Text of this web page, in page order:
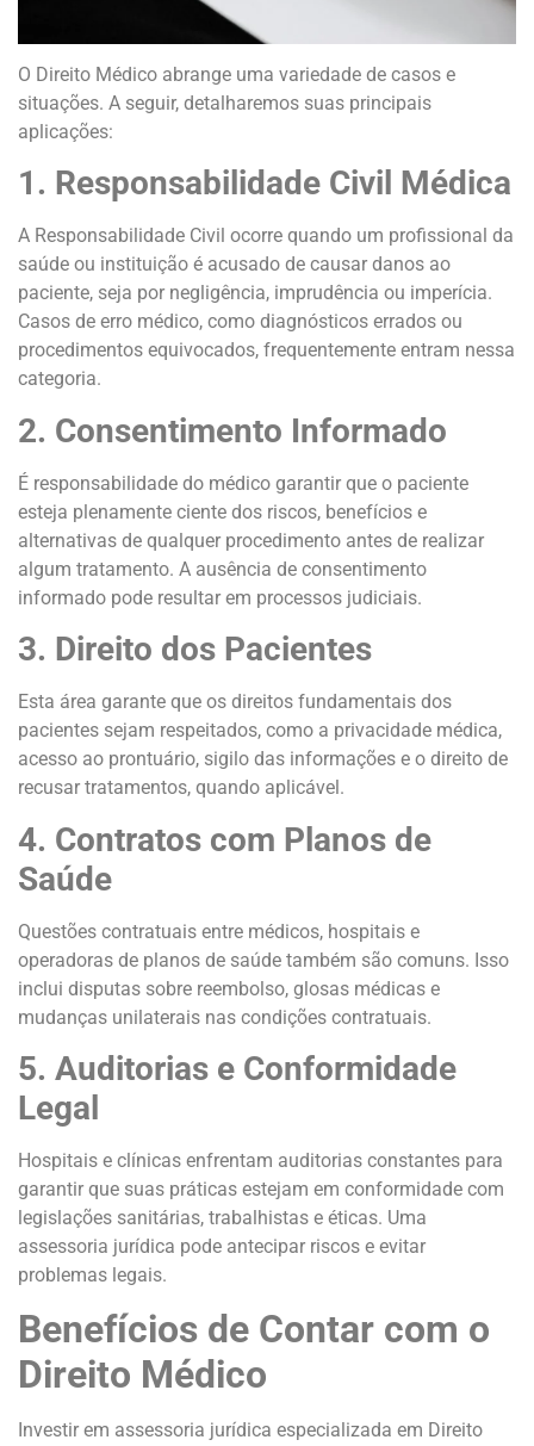
O Direito Médico abrange uma variedade de casos e
situações. A seguir, detalharemos suas principais
aplicações:
1. Responsabilidade Civil Médica
A Responsabilidade Civil ocorre quando um profissional da
saúde ou instituição é acusado de causar danos ao
paciente, seja por negligência, imprudência ou imperícia.
Casos de erro médico, como diagnósticos errados ou
procedimentos equivocados, frequentemente entram nessa
categoria.
2. Consentimento Informado
É responsabilidade do médico garantir que o paciente
esteja plenamente ciente dos riscos, benefícios e
alternativas de qualquer procedimento antes de realizar
algum tratamento. A ausência de consentimento
informado pode resultar em processos judiciais.
3. Direito dos Pacientes
Esta área garante que os direitos fundamentais dos
pacientes sejam respeitados, como a privacidade médica,
acesso ao prontuário, sigilo das informações e o direito de
recusar tratamentos, quando aplicável.
4. Contratos com Planos de
Saúde
Questões contratuais entre médicos, hospitais e
operadoras de planos de saúde também são comuns. Isso
inclui disputas sobre reembolso, glosas médicas e
mudanças unilaterais nas condições contratuais.
5. Auditorias e Conformidade
Legal
Hospitais e clínicas enfrentam auditorias constantes para
garantir que suas práticas estejam em conformidade com
legislações sanitárias, trabalhistas e éticas. Uma
assessoria jurídica pode antecipar riscos e evitar
problemas legais.
Benefícios de Contar com o
Direito Médico
Investir em assessoria jurídica especializada em Direito